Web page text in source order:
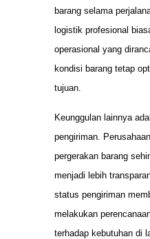
barang selama
logistik profesional
operasional yang
kondisi barang tetap
tujuan.
Keunggulan lainnya
pengiriman.
pergerakan barang
menjadi lebih
status pengiriman
melakukan
terhadap kebutuhan di